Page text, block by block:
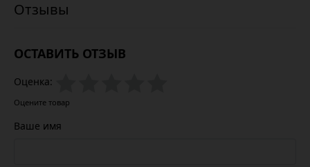
ОСТАВИТЬ ОТЗЫВ
Оценка:
Оцените товар
Ваше имя